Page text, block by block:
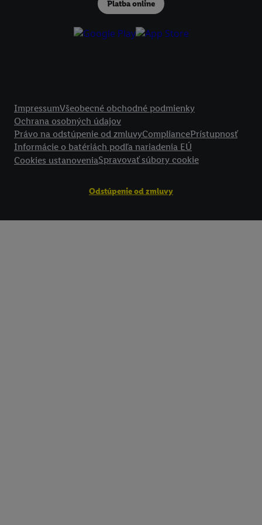
Platba online
ImpressumVšeobecné obchodné podmienky
Ochrana osobných údajov
Právo na odstúpenie od zmluvyCompliancePrístupnosť
Informácie o batériách podľa nariadenia EÚ
Cookies ustanoveniaSpravovať súbory cookie
Odstúpenie od zmluvy
podmienkach spracúvania osobných údajov.
technológií. Kliknutím na "Súhlasím" vyjadríte súhlas so spracúvaním